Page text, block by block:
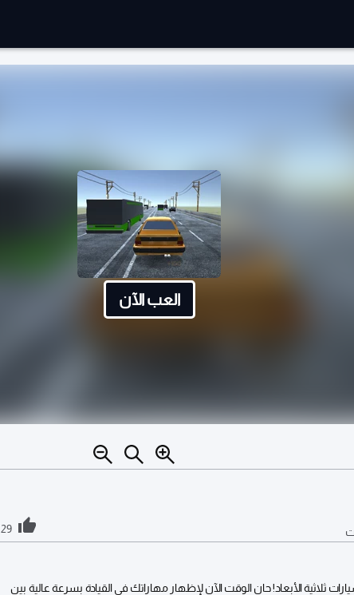
العب الآن
29 ألف
ثلاثية الأبعاد! حان الوقت الآن لإظهار مهاراتك في القيادة بسرعة عالية بين